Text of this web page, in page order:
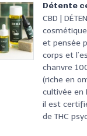
Détente
CBD |
et pensée
corps et
chanvre
(riche en
cultivée en
il est
de THC